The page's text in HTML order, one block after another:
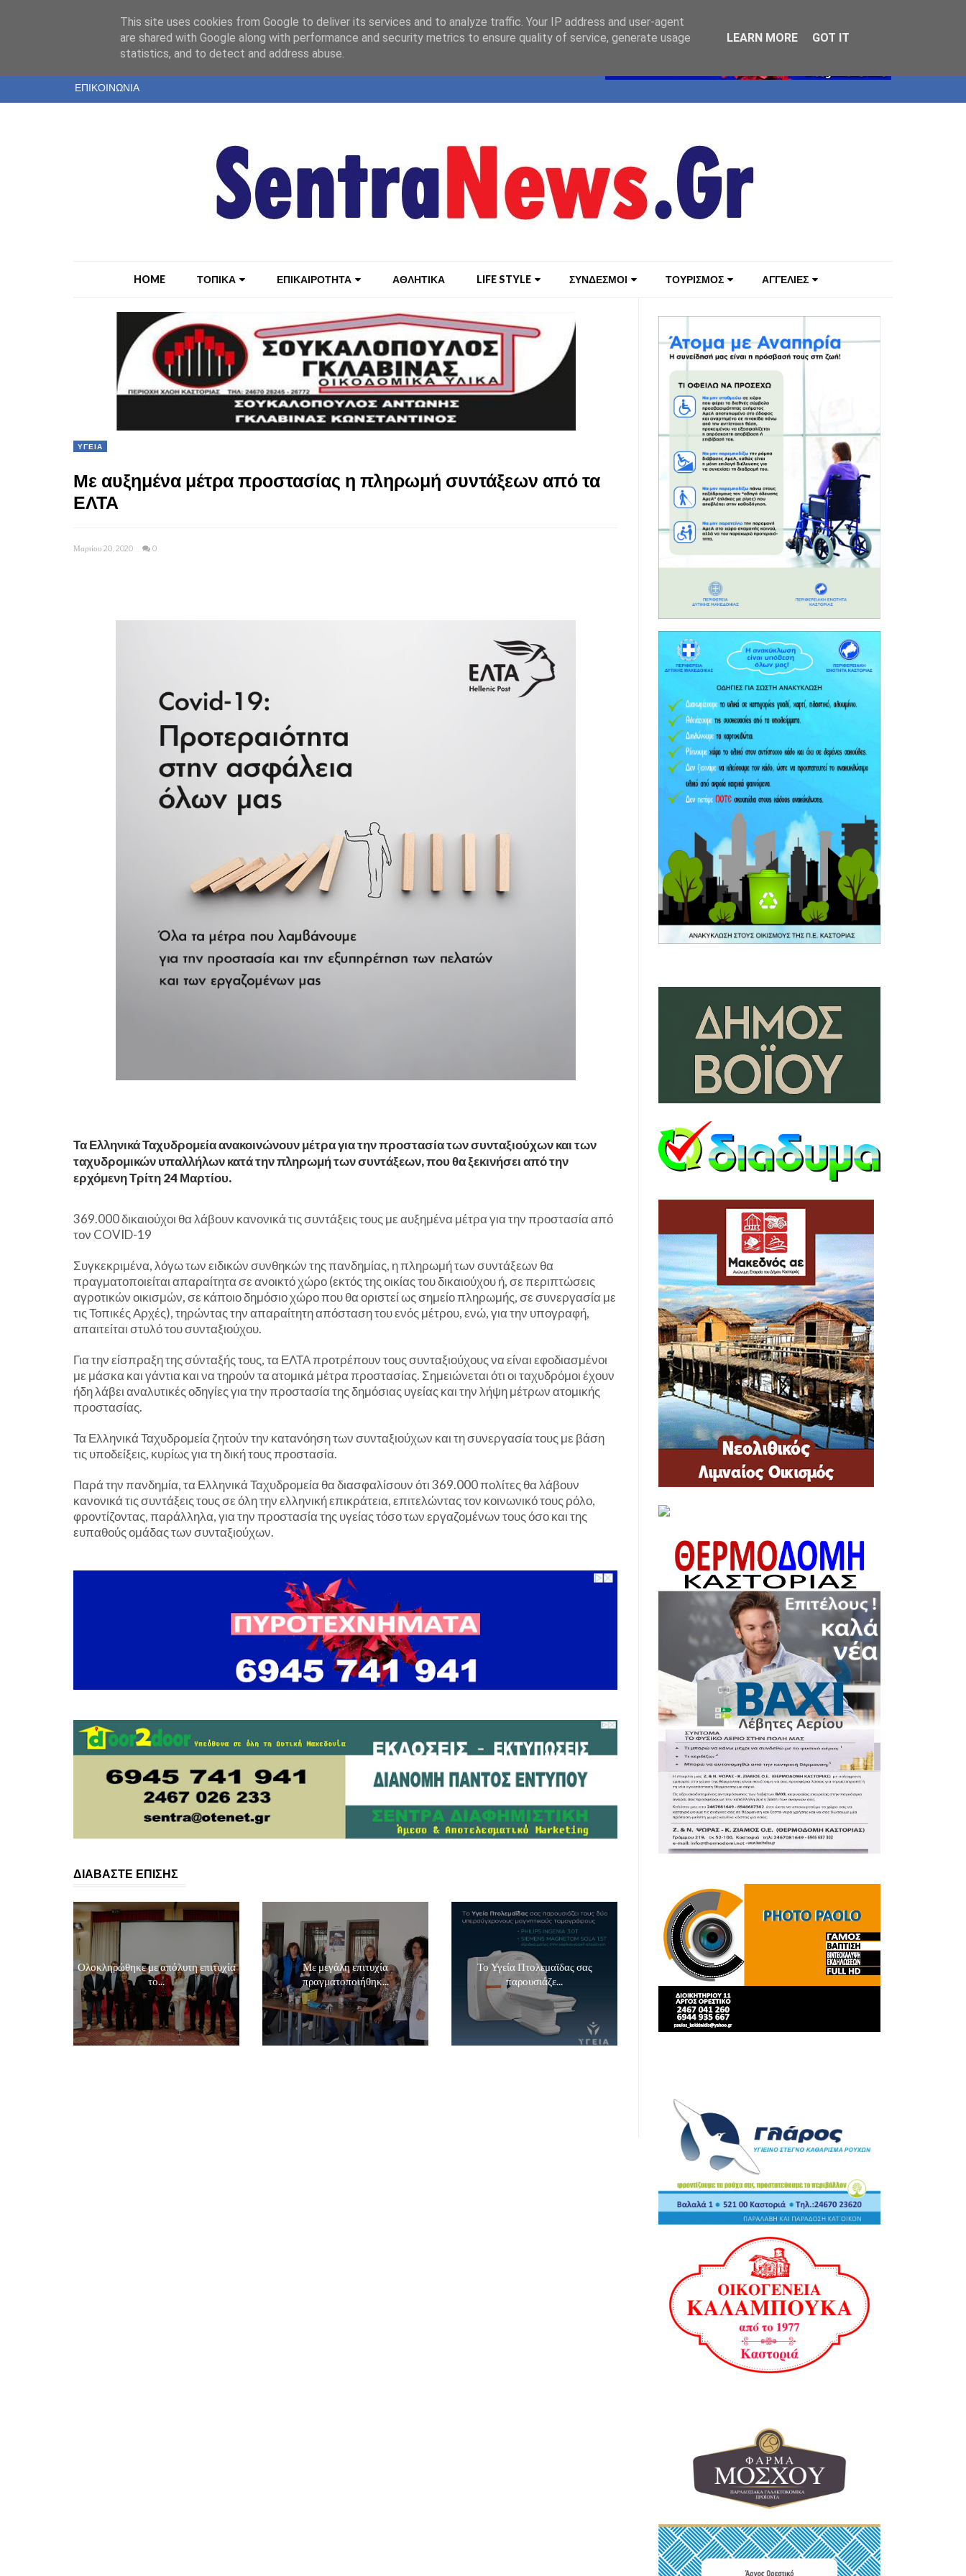
ΤΑΥΤΟΤΗΤΑ
ΕΝΤΥΠΗ ΕΚΔΟΣΗ
ΕΠΙΚΟΙΝΩΝΙΑ
HOME ΤΟΠΙΚΑ ΕΠΙΚΑΙΡΟΤΗΤΑ ΑΘΛΗΤΙΚΑ LIFE STYLE ΣΥΝΔΕΣΜΟΙ ΤΟΥΡΙΣΜΟΣ ΑΓΓΕΛΙΕΣ
ΥΓΕΙΑ
Με αυξημένα μέτρα προστασίας η πληρωμή συντάξεων από τα
ΕΛΤΑ
Μαρτίου 20, 2020 0
Τα Ελληνικά Ταχυδρομεία ανακοινώνουν μέτρα για την προστασία των συνταξιούχων και των
ταχυδρομικών υπαλλήλων κατά την πληρωμή των συντάξεων, που θα ξεκινήσει από την
ερχόμενη Τρίτη 24 Μαρτίου.
369.000 δικαιούχοι θα λάβουν κανονικά τις συντάξεις τους με αυξημένα μέτρα για την προστασία από
τον COVID-19
Συγκεκριμένα, λόγω των ειδικών συνθηκών της πανδημίας, η πληρωμή των συντάξεων θα
πραγματοποιείται απαραίτητα σε ανοικτό χώρο (εκτός της οικίας του δικαιούχου ή, σε περιπτώσεις
αγροτικών οικισμών, σε κάποιο δημόσιο χώρο που θα οριστεί ως σημείο πληρωμής, σε συνεργασία με
τις Τοπικές Αρχές), τηρώντας την απαραίτητη απόσταση του ενός μέτρου, ενώ, για την υπογραφή,
απαιτείται στυλό του συνταξιούχου.
Για την είσπραξη της σύνταξής τους, τα ΕΛΤΑ προτρέπουν τους συνταξιούχους να είναι εφοδιασμένοι
με μάσκα και γάντια και να τηρούν τα ατομικά μέτρα προστασίας. Σημειώνεται ότι οι ταχυδρόμοι έχουν
ήδη λάβει αναλυτικές οδηγίες για την προστασία της δημόσιας υγείας και την λήψη μέτρων ατομικής
προστασίας.
Τα Ελληνικά Ταχυδρομεία ζητούν την κατανόηση των συνταξιούχων και τη συνεργασία τους με βάση
τις υποδείξεις, κυρίως για τη δική τους προστασία.
Παρά την πανδημία, τα Ελληνικά Ταχυδρομεία θα διασφαλίσουν ότι 369.000 πολίτες θα λάβουν
κανονικά τις συντάξεις τους σε όλη την ελληνική επικράτεια, επιτελώντας τον κοινωνικό τους ρόλο,
φροντίζοντας, παράλληλα, για την προστασία της υγείας τόσο των εργαζομένων τους όσο και της
ευπαθούς ομάδας των συνταξιούχων.
ΔΙΑΒΑΣΤΕ ΕΠΙΣΗΣ
Ολοκληρώθηκε με απόλυτη επιτυχία
το...
Με μεγάλη επιτυχία
πραγματοποιήθηκ...
Το Υγεία Πτολεμαϊδας σας
παρουσιάζε...
This site uses cookies from Google to deliver its services and to analyze traffic. Your IP address and user-agent
are shared with Google along with performance and security metrics to ensure quality of service, generate usage
statistics, and to detect and address abuse.
LEARN MORE GOT IT